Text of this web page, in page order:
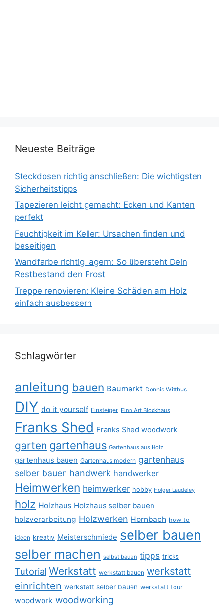
Neueste Beiträge
Steckdosen richtig anschließen: Die wichtigsten
Sicherheitstipps
Tapezieren leicht gemacht: Ecken und Kanten
perfekt
Feuchtigkeit im Keller: Ursachen finden und
beseitigen
Wandfarbe richtig lagern: So übersteht Dein
Restbestand den Frost
Treppe renovieren: Kleine Schäden am Holz
einfach ausbessern
Schlagwörter
anleitung bauen Baumarkt Dennis Witthus
DIY do it yourself Einsteiger Finn Art Blockhaus
Franks Shed Franks Shed woodwork
garten gartenhaus Gartenhaus aus Holz
gartenhaus bauen Gartenhaus modern gartenhaus
selber bauen handwerk handwerker
Heimwerken heimwerker hobby Holger Laudeley
holz Holzhaus Holzhaus selber bauen
holzverarbeitung Holzwerken Hornbach how to
ideen kreativ Meisterschmiede selber bauen
selber machen selbst bauen tipps tricks
Tutorial Werkstatt werkstatt bauen werkstatt
einrichten werkstatt selber bauen werkstatt tour
woodwork woodworking